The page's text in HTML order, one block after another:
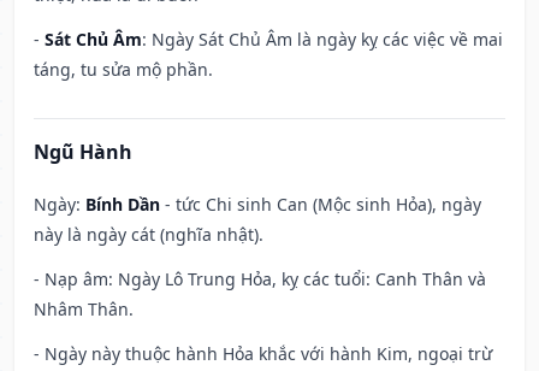
- Sát Chủ Âm: Ngày Sát Chủ Âm là ngày kỵ các việc về mai
táng, tu sửa mộ phần.
Ngũ Hành
Ngày: Bính Dần - tức Chi sinh Can (Mộc sinh Hỏa), ngày
này là ngày cát (nghĩa nhật).
- Nạp âm: Ngày Lô Trung Hỏa, kỵ các tuổi: Canh Thân và
Nhâm Thân.
- Ngày này thuộc hành Hỏa khắc với hành Kim, ngoại trừ